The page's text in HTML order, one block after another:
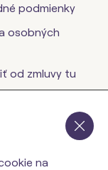
podmienky
osobných
od zmluvy tu
na